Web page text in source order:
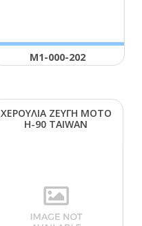
Μ1-000-202
ΧΕΡΟΥΛΙΑ ΖΕΥΓΗ ΜΟΤΟ
Η-90 ΤΑΙWΑΝ